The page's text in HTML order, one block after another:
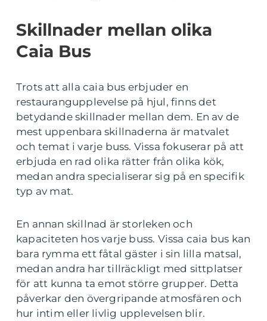
Skillnader mellan olika
Caia Bus
Trots att alla caia bus erbjuder en
restaurangupplevelse på hjul, finns det
betydande skillnader mellan dem. En av de
mest uppenbara skillnaderna är matvalet
och temat i varje buss. Vissa fokuserar på att
erbjuda en rad olika rätter från olika kök,
medan andra specialiserar sig på en specifik
typ av mat.
En annan skillnad är storleken och
kapaciteten hos varje buss. Vissa caia bus kan
bara rymma ett fåtal gäster i sin lilla matsal,
medan andra har tillräckligt med sittplatser
för att kunna ta emot större grupper. Detta
påverkar den övergripande atmosfären och
hur intim eller livlig upplevelsen blir.